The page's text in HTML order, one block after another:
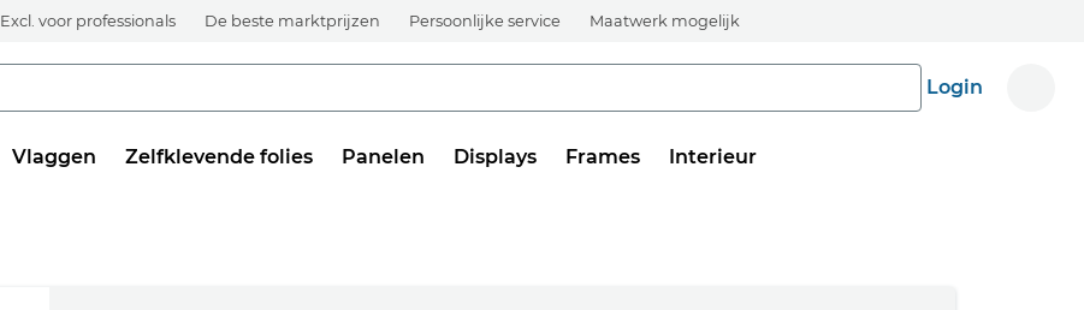
Excl. voor professionals De beste marktprijzen Persoonlijke service Maatwerk mogelijk
Login
Vlaggen Zelfklevende folies Panelen Displays Frames Interieur